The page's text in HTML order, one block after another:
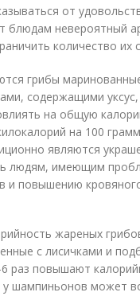
от
блюдам невероятный
количество их
грибы
содержащими
на общую
на 100
являются
людям, имеющим
и повышению
жареных
с лисичками и
повышают
у шампиньонов может